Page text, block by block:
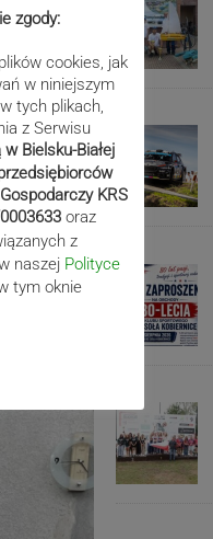
zgody:
cookies, jak
w niniejszym
tych plikach,
z Serwisu
Bielsku-Białej
KRS
oraz
z
naszej Polityce
tym oknie